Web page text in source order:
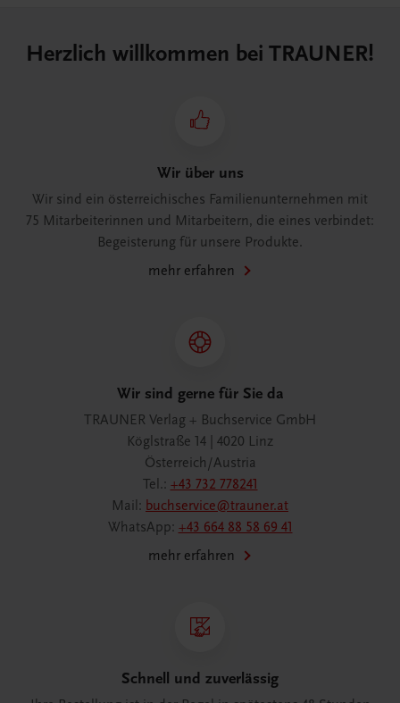
Herzlich willkommen bei TRAUNER!
Wir über uns
Wir sind ein österreichisches Familienunternehmen mit
75 Mitarbeiterinnen und Mitarbeitern, die eines verbindet:
Begeisterung für unsere Produkte.
mehr erfahren
Wir sind gerne für Sie da
TRAUNER Verlag + Buchservice GmbH
Köglstraße 14 | 4020 Linz
Österreich/Austria
Tel.: +43 732 778241
Mail: buchservice@trauner.at
WhatsApp: +43 664 88 58 69 41
mehr erfahren
Schnell und zuverlässig